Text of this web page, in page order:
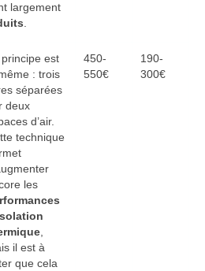
largement
est
: trois
séparées
deux
d’air.
technique
les
il est à
que cela
450-
550€
190-
300€